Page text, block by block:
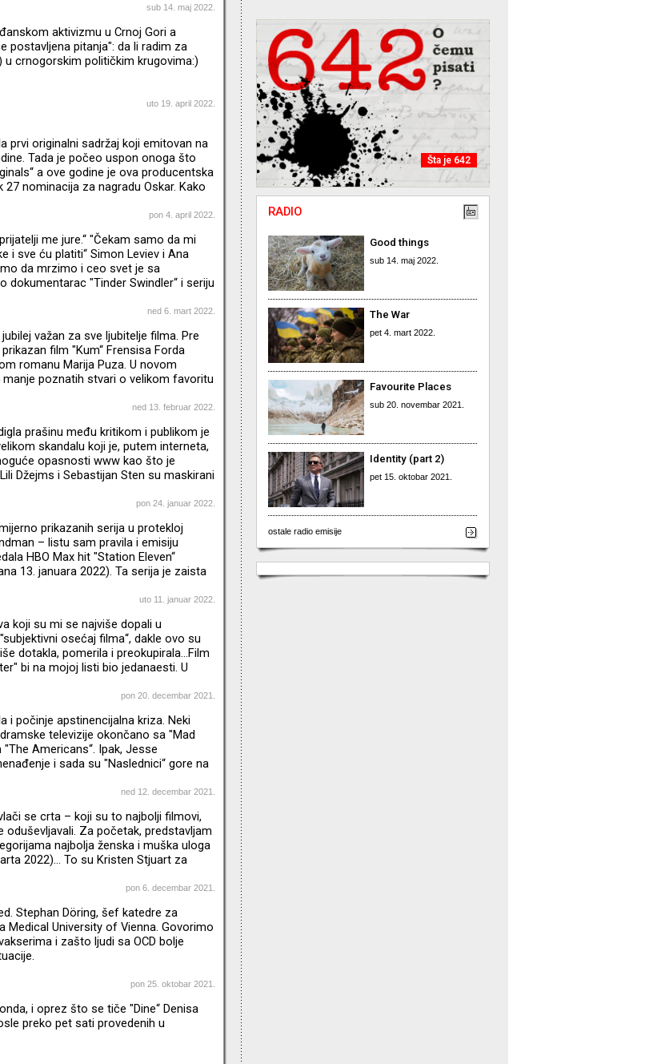
mogućim platformama, ali zbog
nego da krenemo – pritisnite play.
sub 14. maj 2022.
aktivizmu u Crnoj Gori a
postavljena pitanja": da li radim za
u crnogorskim političkim krugovima:)
uto 19. april 2022.
prvi originalni sadržaj koji emitovan na
Tada je počeo uspon onoga što
a ove godine je ova producentska
nominacija za nagradu Oskar. Kako
istoriji?
pon 4. april 2022.
me jure.“ "Čekam samo da mi
i sve ću platiti“ Simon Leviev i Ana
da mrzimo i ceo svet je sa
dokumentarac "Tinder Swindler“ i seriju
želeli nešto više i živeći izmišljeni
i Elisabeth Holmes. Oni su krem sv
ned 6. mart 2022.
važan za sve ljubitelje filma. Pre
film "Kum“ Frensisa Forda
romanu Marija Puza. U novom
poznatih stvari o velikom favoritu
ned 13. februar 2022.
prašinu među kritikom i publikom je
skandalu koji je, putem interneta,
opasnosti www kao što je
Džejms i Sebastijan Sten su maskirani
Gilespi koga znamo po filmovima "I,
pon 24. januar 2022.
prikazanih serija u protekloj
– listu sam pravila i emisiju
HBO Max hit "Station Eleven“
13. januara 2022). Ta serija je zaista
Ovaj postapokaliptični emotivni
Childish Gambino ali i po filmu "G
uto 11. januar 2022.
koji su mi se najviše dopali u
osećaj filma“, dakle ovo su
dotakla, pomerila i preokupirala…Film
bi na mojoj listi bio jedanaesti. U
pon 20. decembar 2021.
i počinje apstinencijalna kriza. Neki
televizije okončano sa "Mad
Americans“. Ipak, Jesse
i sada su "Naslednici“ gore na
špice, malo vam skraćujem muke:
Konor, Roman, Džeri, zet Tom i rođak
ned 12. decembar 2021.
se crta – koji su to najbolji filmovi,
Za početak, predstavljam
najbolja ženska i muška uloga
2022)… To su Kristen Stjuart za
the Dog“. Zašto sam toliko ubeđena
pon 6. decembar 2021.
Stephan Döring, šef katedre za
Medical University of Vienna. Govorimo
i zašto ljudi sa OCD bolje
pon 25. oktobar 2021.
i oprez što se tiče "Dine“ Denisa
preko pet sati provedenih u
Šta je 642
RADIO
Good things
sub 14. maj 2022.
The War
pet 4. mart 2022.
Favourite Places
sub 20. novembar 2021.
Identity (part 2)
pet 15. oktobar 2021.
ostale radio emisije